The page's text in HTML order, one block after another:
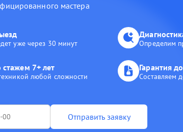
мастера
уже через 30 минут Определим
стажем 7+ лет
любой сложности
Гарантия
Составляем
Отправить заявку